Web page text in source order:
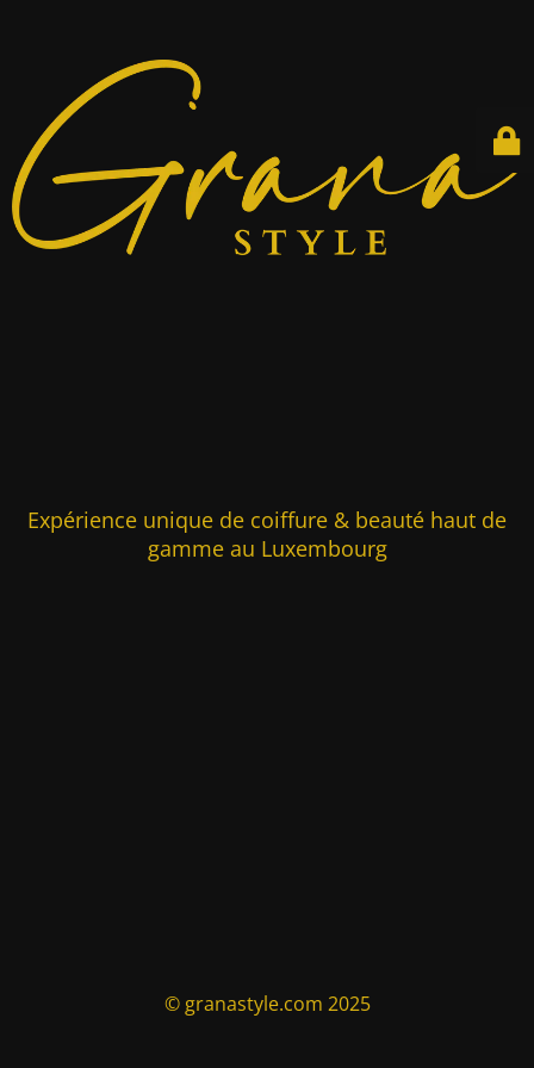
Expérience unique de coiffure & beauté haut de
gamme au Luxembourg
© granastyle.com 2025